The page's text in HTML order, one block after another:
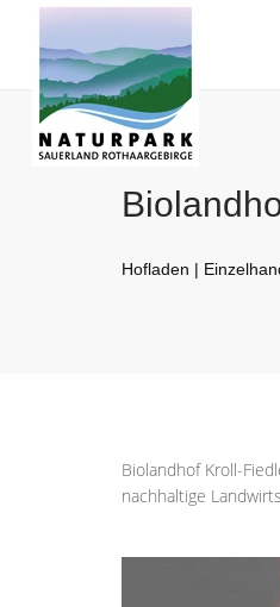
Hofladen |
Biolandhof Kroll-
nachhaltige